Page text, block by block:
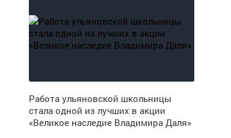
Работа ульяновской школьницы
стала одной из лучших в акции
«Великое наследие Владимира Даля»